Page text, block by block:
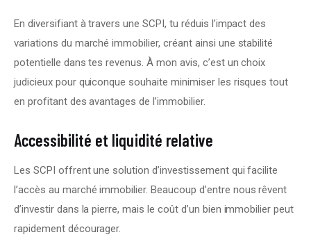
En diversifiant à travers une SCPI, tu réduis l’impact des
variations du marché immobilier, créant ainsi une stabilité
potentielle dans tes revenus. À mon avis, c’est un choix
judicieux pour quiconque souhaite minimiser les risques tout
en profitant des avantages de l’immobilier.
Accessibilité et liquidité relative
Les SCPI offrent une solution d’investissement qui facilite
l’accès au marché immobilier. Beaucoup d’entre nous rêvent
d’investir dans la pierre, mais le coût d’un bien immobilier peut
rapidement décourager.